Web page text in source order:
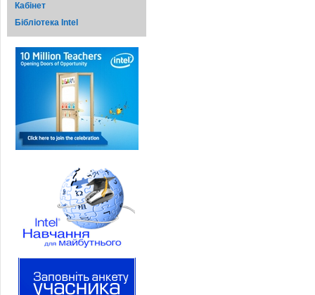
Кабінет
Бібліотека Intel